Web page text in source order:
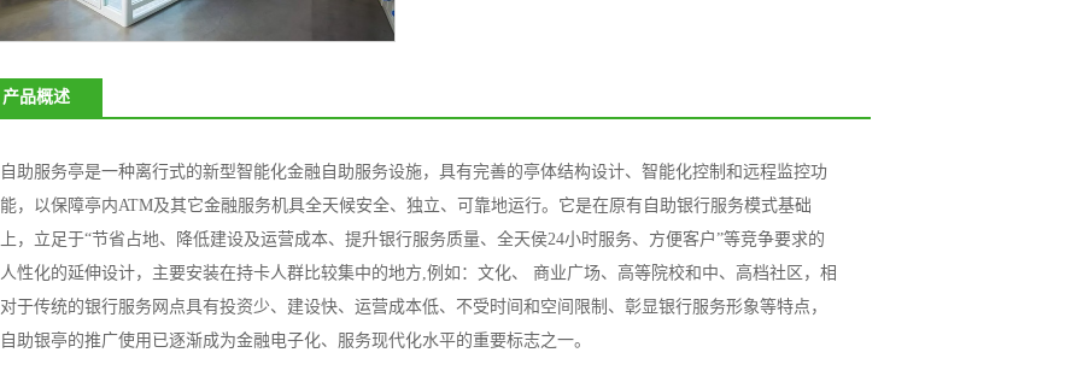
产品概述
自助服务亭是一种离行式的新型智能化金融自助服务设施，具有完善的亭体结构设计、智能化控制和远程监控功
能，以保障亭内ATM及其它金融服务机具全天候安全、独立、可靠地运行。它是在原有自助银行服务模式基础
上，立足于“节省占地、降低建设及运营成本、提升银行服务质量、全天侯24小时服务、方便客户”等竞争要求的
人性化的延伸设计，主要安装在持卡人群比较集中的地方,例如：文化、 商业广场、高等院校和中、高档社区，相
对于传统的银行服务网点具有投资少、建设快、运营成本低、不受时间和空间限制、彰显银行服务形象等特点，
自助银亭的推广使用已逐渐成为金融电子化、服务现代化水平的重要标志之一。